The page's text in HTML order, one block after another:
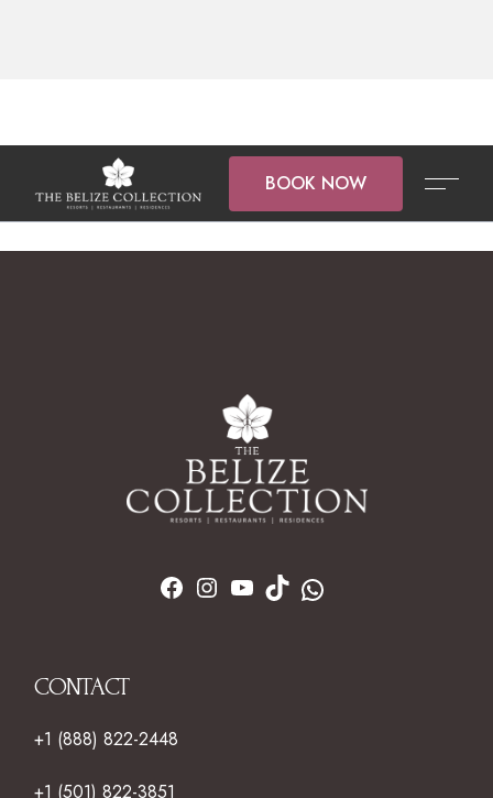
BOOK NOW
CONTACT
+1 (888) 822-2448
+1 (501) 822-3851